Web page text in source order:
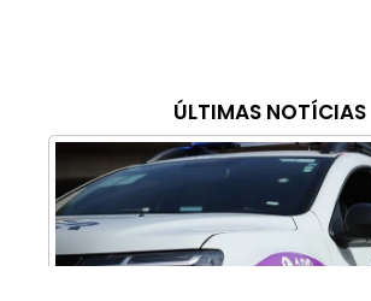
ÚLTIMAS NOTÍCIAS
Anunciar ou recomendar